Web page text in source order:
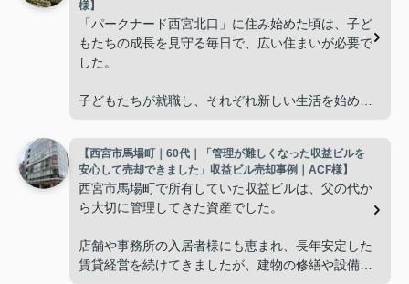
様】
「パークナード西宮北口」に住み始めた頃は、子ど
もたちの成長を見守る毎日で、広い住まいが必要で
した。
子どもたちが就職し、それぞれ新しい生活を始める
使わない部屋が増え、
「今の私たちには少し広すぎるね。」
掃除や管理の負担も考え、夫婦二人にちょうど良い
【西宮市馬場町｜60代｜「管理が難しくなった収益ビルを
安心して売却できました」収益ビル売却事例｜ACF様】
西宮市馬場町で所有していた収益ビルは、父の代か
ら大切に管理してきた資産でした。
店舗や事務所の入居者様にも恵まれ、長年安定した
賃貸経営を続けてきましたが、建物の修繕や設備更